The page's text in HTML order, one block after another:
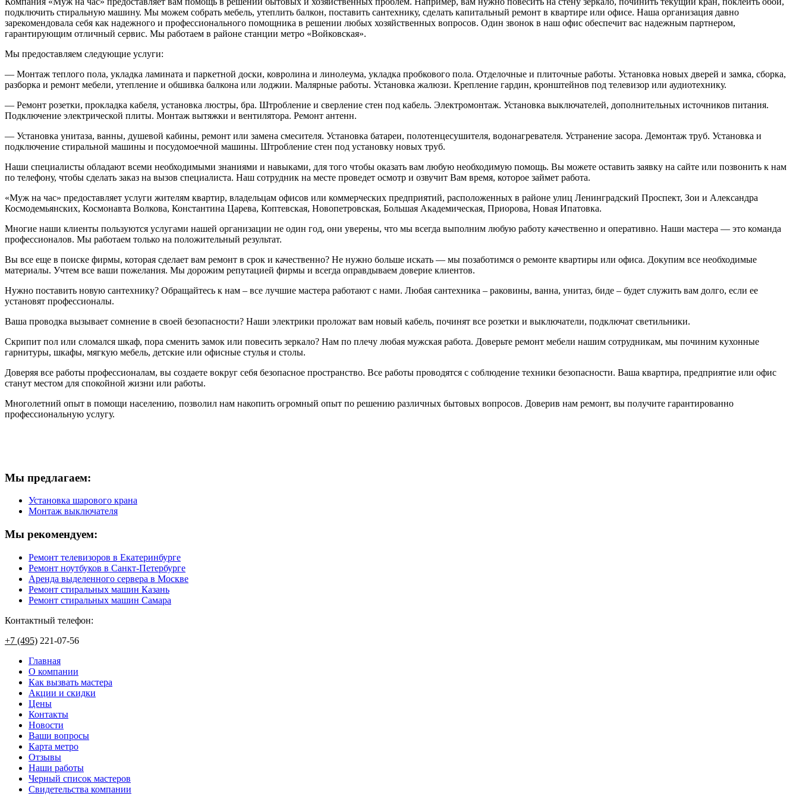
подключить стиральную машину. Мы можем собрать мебель, утеплить балкон, поставить сантехнику, сделать капитальный ремонт в квартире или офисе. Наша организация давно
зарекомендовала себя как надежного и профессионального помощника в решении любых хозяйственных вопросов. Один звонок в наш офис обеспечит вас надежным партнером,
гарантирующим отличный сервис. Мы работаем в районе станции метро «Войковская».
Мы предоставляем следующие услуги:
— Монтаж теплого пола, укладка ламината и паркетной доски, ковролина и линолеума, укладка пробкового пола. Отделочные и плиточные работы. Установка новых дверей и замка, сборка,
разборка и ремонт мебели, утепление и обшивка балкона или лоджии. Малярные работы. Установка жалюзи. Крепление гардин, кронштейнов под телевизор или аудиотехнику.
— Ремонт розетки, прокладка кабеля, установка люстры, бра. Штробление и сверление стен под кабель. Электромонтаж. Установка выключателей, дополнительных источников питания.
Подключение электрической плиты. Монтаж вытяжки и вентилятора. Ремонт антенн.
— Установка унитаза, ванны, душевой кабины, ремонт или замена смесителя. Установка батареи, полотенцесушителя, водонагревателя. Устранение засора. Демонтаж труб. Установка и
подключение стиральной машины и посудомоечной машины. Штробление стен под установку новых труб.
Наши специалисты обладают всеми необходимыми знаниями и навыками, для того чтобы оказать вам любую необходимую помощь. Вы можете оставить заявку на сайте или позвонить к нам
по телефону, чтобы сделать заказ на вызов специалиста. Наш сотрудник на месте проведет осмотр и озвучит Вам время, которое займет работа.
«Муж на час» предоставляет услуги жителям квартир, владельцам офисов или коммерческих предприятий, расположенных в районе улиц Ленинградский Проспект, Зои и Александра
Космодемьянских, Космонавта Волкова, Константина Царева, Коптевская, Новопетровская, Большая Академическая, Приорова, Новая Ипатовка.
Многие наши клиенты пользуются услугами нашей организации не один год, они уверены, что мы всегда выполним любую работу качественно и оперативно. Наши мастера — это команда
профессионалов. Мы работаем только на положительный результат.
Вы все еще в поиске фирмы, которая сделает вам ремонт в срок и качественно? Не нужно больше искать — мы позаботимся о ремонте квартиры или офиса. Докупим все необходимые
материалы. Учтем все ваши пожелания. Мы дорожим репутацией фирмы и всегда оправдываем доверие клиентов.
Нужно поставить новую сантехнику? Обращайтесь к нам – все лучшие мастера работают с нами. Любая сантехника – раковины, ванна, унитаз, биде – будет служить вам долго, если ее
установят профессионалы.
Ваша проводка вызывает сомнение в своей безопасности? Наши электрики проложат вам новый кабель, починят все розетки и выключатели, подключат светильники.
Скрипит пол или сломался шкаф, пора сменить замок или повесить зеркало? Нам по плечу любая мужская работа. Доверьте ремонт мебели нашим сотрудникам, мы починим кухонные
гарнитуры, шкафы, мягкую мебель, детские или офисные стулья и столы.
Доверяя все работы профессионалам, вы создаете вокруг себя безопасное пространство. Все работы проводятся с соблюдение техники безопасности. Ваша квартира, предприятие или офис
станут местом для спокойной жизни или работы.
Многолетний опыт в помощи населению, позволил нам накопить огромный опыт по решению различных бытовых вопросов. Доверив нам ремонт, вы получите гарантированно
профессиональную услугу.
Мы предлагаем:
Установка шарового крана
Монтаж выключателя
Мы рекомендуем:
Ремонт телевизоров в Екатеринбурге
Ремонт ноутбуков в Санкт-Петербурге
Аренда выделенного сервера в Москве
Ремонт стиральных машин Казань
Ремонт стиральных машин Самара
Контактный телефон:
+7 (495) 221-07-56
Главная
О компании
Как вызвать мастера
Акции и скидки
Цены
Контакты
Новости
Ваши вопросы
Карта метро
Отзывы
Наши работы
Черный список мастеров
Свидетельства компании